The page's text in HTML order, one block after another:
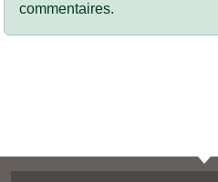
commentaires.